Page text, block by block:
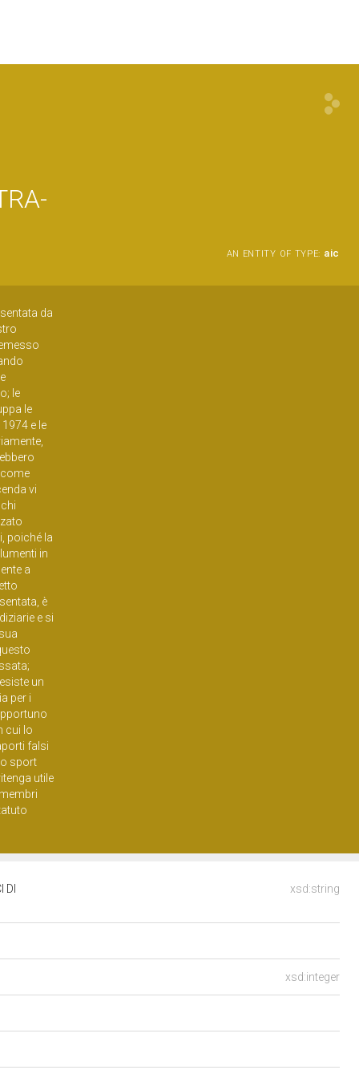
AN ENTITY OF TYPE: aic
da
le
le
e le
vi
poiché la
in
a
è
e si
un
per i
cui lo
falsi
sport
utile
xsd:string
DI
xsd:integer